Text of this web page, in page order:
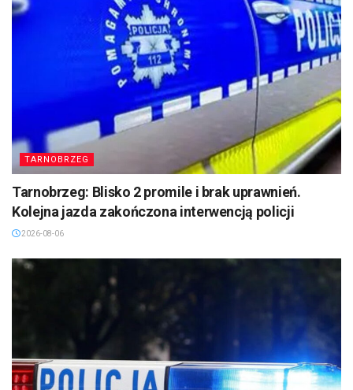
TARNOBRZEG
Tarnobrzeg: Blisko 2 promile i brak uprawnień.
Kolejna jazda zakończona interwencją policji
2026-08-06